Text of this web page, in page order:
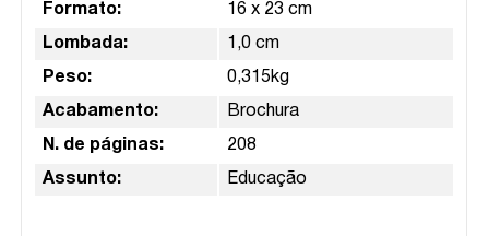
Formato: 16 x 23 cm
Lombada: 1,0 cm
Peso: 0,315kg
Acabamento: Brochura
N. de páginas: 208
Assunto: Educação